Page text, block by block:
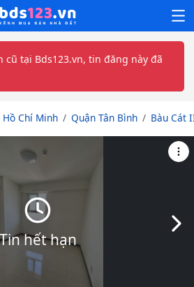
cũ tại Bds123.vn, tin đăng này đã
Chí Minh Quận Tân Bình Bàu Cát
hết hạn